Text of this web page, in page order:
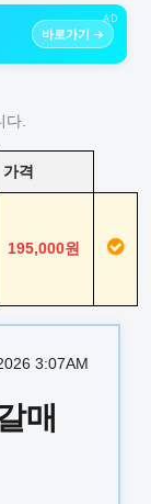
AD
바로가기 →
다.
가격
195,000원
3:07AM
매